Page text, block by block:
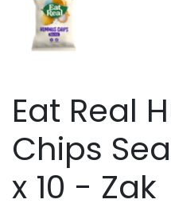
Eat Real
Chips
x 10 - Zak